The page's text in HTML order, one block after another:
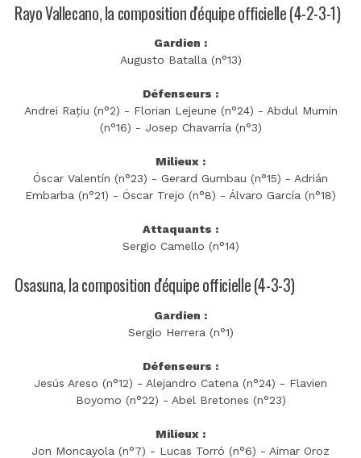
Rayo Vallecano, la composition d'équipe officielle (4-2-3-1)
Gardien :
Augusto Batalla (n°13)
Défenseurs :
Andrei Rațiu (n°2) - Florian Lejeune (n°24) - Abdul Mumin
(n°16) - Josep Chavarría (n°3)
Milieux :
Óscar Valentín (n°23) - Gerard Gumbau (n°15) - Adrián
Embarba (n°21) - Óscar Trejo (n°8) - Álvaro García (n°18)
Attaquants :
Sergio Camello (n°14)
Osasuna, la composition d'équipe officielle (4-3-3)
Gardien :
Sergio Herrera (n°1)
Défenseurs :
Jesús Areso (n°12) - Alejandro Catena (n°24) - Flavien
Boyomo (n°22) - Abel Bretones (n°23)
Milieux :
Jon Moncayola (n°7) - Lucas Torró (n°6) - Aimar Oroz